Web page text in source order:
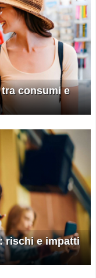
consumi e
rischi e impatti